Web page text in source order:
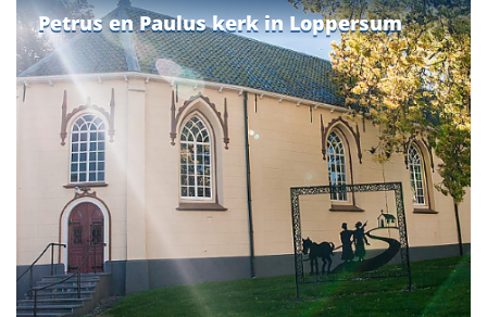
Petrus en Paulus kerk in Loppersum